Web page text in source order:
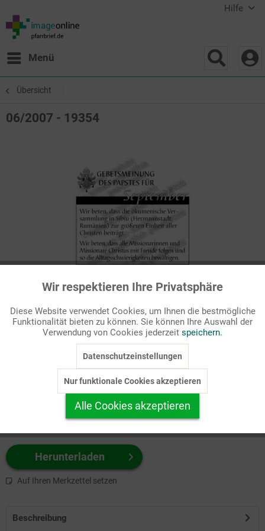
Hilfe
Menü
Übersicht
06/2007 - 19354
Passende Stichworte
Gebetsmeinung
zuerst Ihr Produktformat aus.
z.B. Farbe-Grafik, Schwarz-Weiß-Grafik, mit/ohne Text ...
Herunterladen
Auf Ihren Merkzettel setzen
Beschreibung
Funktionale Aktiv
Marketing Inaktiv
Personalisierung Inaktiv
Service
Wir respektieren Ihre Privatsphäre
Diese Website verwendet Cookies, um Ihnen die bestmögliche
Funktionalität bieten zu können. Sie können Ihre Auswahl der
Verwendung von Cookies jederzeit speichern.
Datenschutzeinstellungen
Nur funktionale Cookies akzeptieren
Alle Cookies akzeptieren